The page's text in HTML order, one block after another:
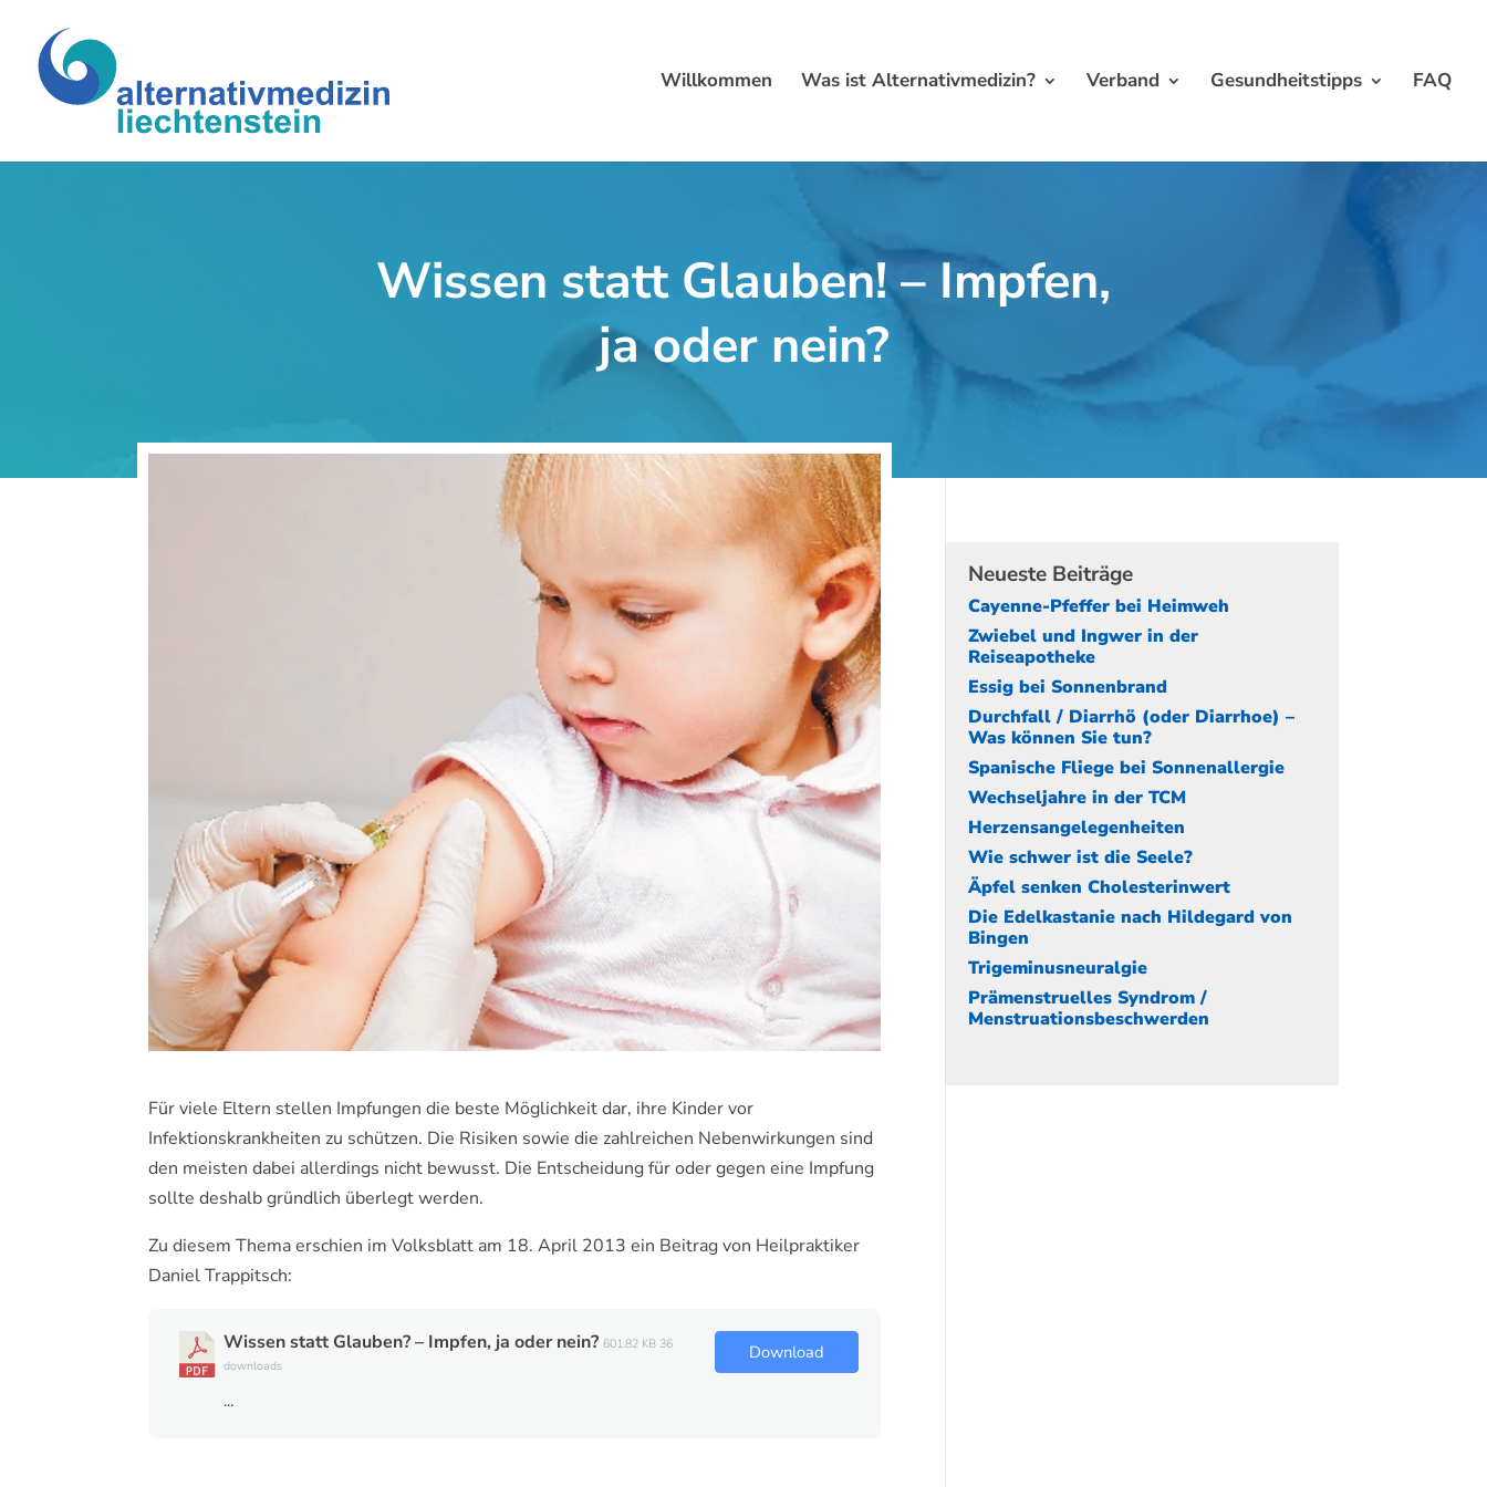
Willkommen Was ist Alternativmedizin? Verband Gesundheitstipps FAQ
Wissen statt Glauben! – Impfen,
ja oder nein?
Für viele Eltern stellen Impfungen die beste Möglichkeit dar, ihre Kinder vor
Infektionskrankheiten zu schützen. Die Risiken sowie die zahlreichen Nebenwirkungen sind
den meisten dabei allerdings nicht bewusst. Die Entscheidung für oder gegen eine Impfung
sollte deshalb gründlich überlegt werden.
Zu diesem Thema erschien im Volksblatt am 18. April 2013 ein Beitrag von Heilpraktiker
Daniel Trappitsch:
Wissen statt Glauben? – Impfen, ja oder nein? 601.82 KB 36
downloads
...
Download
Neueste Beiträge
Cayenne-Pfeffer bei Heimweh
Zwiebel und Ingwer in der
Reiseapotheke
Essig bei Sonnenbrand
Durchfall / Diarrhö (oder Diarrhoe) –
Was können Sie tun?
Spanische Fliege bei Sonnenallergie
Wechseljahre in der TCM
Herzensangelegenheiten
Wie schwer ist die Seele?
Äpfel senken Cholesterinwert
Die Edelkastanie nach Hildegard von
Bingen
Trigeminusneuralgie
Prämenstruelles Syndrom /
Menstruationsbeschwerden